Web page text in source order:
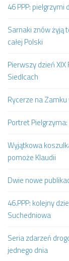
46 PPP:
Sarnaki znów żyją
całej Polski
Pierwszy dzień
Siedlcach
Rycerze na Zamku
Portret
Wyjątkowa
pomoże Klaudii
Dwie nowe
46.PPP: kolejny
Suchedniowa
Seria zdarzeń
jednego dnia